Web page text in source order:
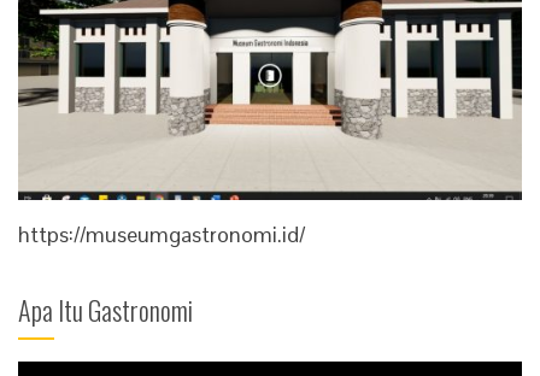
https://museumgastronomi.id/
Apa Itu Gastronomi